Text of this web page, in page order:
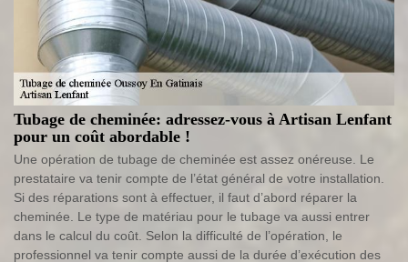
Tubage de cheminée: adressez-vous à Artisan Lenfant
pour un coût abordable !
Une opération de tubage de cheminée est assez onéreuse. Le
prestataire va tenir compte de l’état général de votre installation.
Si des réparations sont à effectuer, il faut d’abord réparer la
cheminée. Le type de matériau pour le tubage va aussi entrer
dans le calcul du coût. Selon la difficulté de l’opération, le
professionnel va tenir compte aussi de la durée d’exécution des